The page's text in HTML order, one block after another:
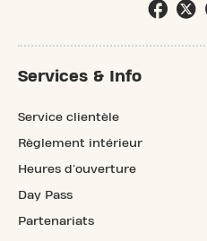
Services & Info
Service clientèle
Règlement intérieur
Heures d'ouverture
Day Pass
Partenariats